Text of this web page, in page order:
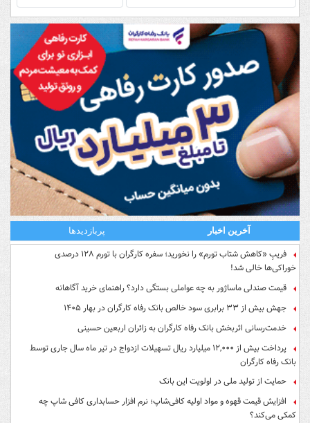
آخرین اخبار پربازدیدها
فریبِ «کاهش شتاب تورم» را نخورید؛ سفره کارگران با تورم ۱۲۸ درصدی
خوراکی‌ها خالی شد!
قیمت صندلی ماساژور به چه عواملی بستگی دارد؟ راهنمای خرید آگاهانه
جهش بیش از ۳۳ برابری سود خالص بانک رفاه کارگران در بهار ۱۴۰۵
خدمت‌رسانی اثربخش بانک رفاه کارگران به زائران اربعین حسینی
پرداخت بیش از ۱۲,۰۰۰ میلیارد ریال تسهیلات ازدواج در تیر ماه سال جاری توسط
بانک رفاه کارگران
حمایت از تولید ملی در اولویت این بانک
افزایش قیمت قهوه و مواد اولیه کافی‌شاپ؛ نرم افزار حسابداری کافی شاپ چه
کمکی می‌کند؟